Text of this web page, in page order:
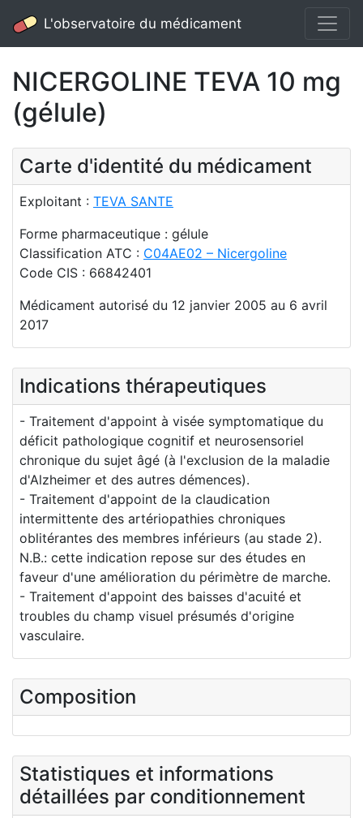
L'observatoire du médicament
NICERGOLINE TEVA 10 mg
(gélule)
Carte d'identité du médicament
Exploitant : TEVA SANTE
Forme pharmaceutique : gélule
Classification ATC : C04AE02 – Nicergoline
Code CIS : 66842401
Médicament autorisé du 12 janvier 2005 au 6 avril
2017
Indications thérapeutiques
- Traitement d'appoint à visée symptomatique du
déficit pathologique cognitif et neurosensoriel
chronique du sujet âgé (à l'exclusion de la maladie
d'Alzheimer et des autres démences).
- Traitement d'appoint de la claudication
intermittente des artériopathies chroniques
oblitérantes des membres inférieurs (au stade 2).
N.B.: cette indication repose sur des études en
faveur d'une amélioration du périmètre de marche.
- Traitement d'appoint des baisses d'acuité et
troubles du champ visuel présumés d'origine
vasculaire.
Composition
Statistiques et informations
détaillées par conditionnement